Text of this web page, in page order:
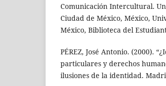
Comunicación Intercultural.
Ciudad de México, México,
México, Biblioteca del
PÉREZ, José Antonio. (2000).
particulares y derechos
ilusiones de la identidad.